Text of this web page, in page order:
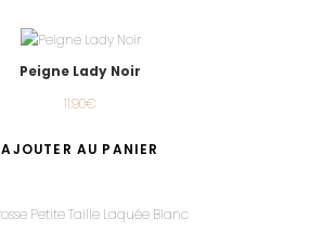
Peigne Lady Noir
11.90€
AJOUTER AU PANIER